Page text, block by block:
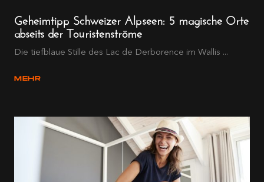
Geheimtipp Schweizer Alpseen: 5 magische Orte
abseits der Touristenströme
Die tiefblaue Stille des Lac de Derborence im Wallis ...
MEHR